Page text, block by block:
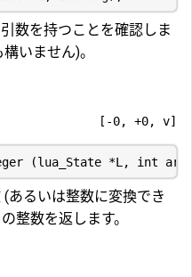
数を持つことを確認しま
いません)。
[-0, +0, v]
あるいは整数に変換でき
整数を返します。